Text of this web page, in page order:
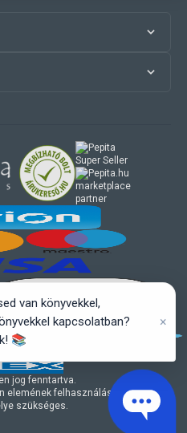
jog fenntartva.
elemének felhasználásához a Libra
szükséges.
marketplace
partner
van könyvekkel,
kapcsolatban?
📚
×